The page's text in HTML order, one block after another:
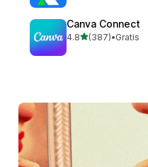
Canva Connect
4.8de 5 estrellas
(387)
387 reseñas en total
•Gratis